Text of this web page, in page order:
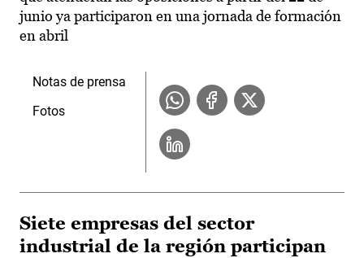
junio ya participaron en una jornada de formación
en abril
Notas de prensa
Fotos
Siete empresas del sector
industrial de la región participan